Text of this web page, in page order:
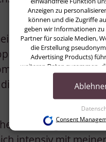
Leben war die
im Rahmen einer
der mich tief
Astrologie in mir
astrologischer
Anzeigen zu
können und die Zugriffe
geben wir Informationen
Partner für soziale Medien,
die Erstellung
Advertising Products)
weiteren Daten zusammen,
eines persönlichen
Dienste gesammelt
Einwilligung zur Nutzung
dort die
Zwecke der
Consent